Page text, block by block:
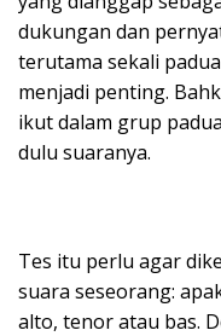
dukungan dan
terutama sekali
menjadi penting.
ikut dalam grup
dulu suaranya.
Tes itu perlu agar
suara seseorang:
alto, tenor atau bas.